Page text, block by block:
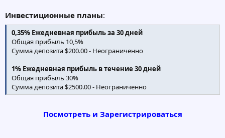
+Email :support@quantguard.ai
Инвестиционные планы:
0,35% Ежедневная прибыль за 30 дней
Общая прибыль 10,5%
Сумма депозита $200.00 - Неограниченно
1% Ежедневная прибыль в течение 30 дней
Общая прибыль 30%
Сумма депозита $2500.00 - Неограниченно
Посмотреть и Зарегистрироваться